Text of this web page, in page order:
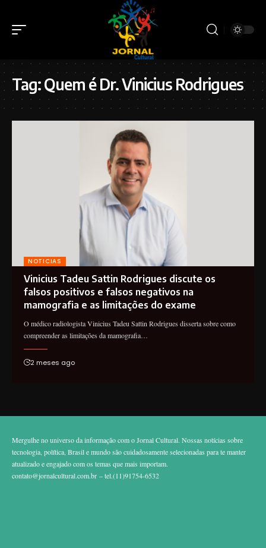
Tag:Quem é Dr. Vinicius Rodrigues
NOTICIAS
Vinicius Tadeu Sattin Rodrigues discute os
falsos positivos e falsos negativos na
mamografia e as limitações do exame
O médico radiologista Vinicius Tadeu Sattin Rodrigues disserta sobre como
compreender as limitações da mamografia…
2 meses ago
Mergulhe no universo da informação com o Jornal Cultural. Nossas notícias sobre
tecnologia, política, Brasil e mundo são cuidadosamente selecionadas para te manter
atualizado e engajado com os temas que mais importam.
contato@jornalcultural.com.br – tel.(11)91754-6532